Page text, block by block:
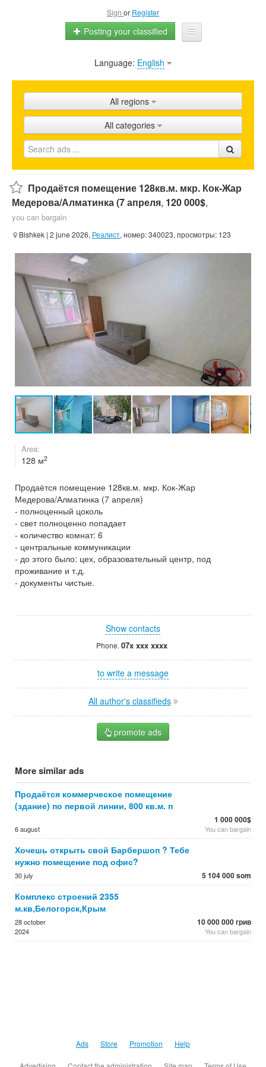
Sign or Register
Posting your classified
Home
Shops
Promotion
FAQ
Blog
Language: English
All regions
All categories
Продаётся помещение 128кв.м. мкр. Кок-Жар
Медерова/Алматинка (7 апреля, 120 000$,
you can bargain
Bishkek | 2 june 2026, Реалист, номер: 340023, просмотры: 123
Area:
128 м2
Продаётся помещение 128кв.м. мкр. Кок-Жар
Медерова/Алматинка (7 апреля)
- полноценный цоколь
- свет полноценно попадает
- количество комнат: 6
- центральные коммуникации
- до этого было: цех, образовательный центр, под
проживание и т.д.
- документы чистые.
Show contacts
Phone. 07x xxx xxxx
to write a message
All author's classifieds
promote ads
More similar ads
Продаётся коммерческое помещение
(здание) по первой линии, 800 кв.м. п
6 august
1 000 000$
You can bargain
Хочешь открыть свой Барбершоп ? Тебе
нужно помещение под офис?
30 july 5 104 000 som
Комплекс строений 2355
м.кв,Белогорск,Крым
28 october
2024
10 000 000 грив
You can bargain
Ads Store Promotion Help